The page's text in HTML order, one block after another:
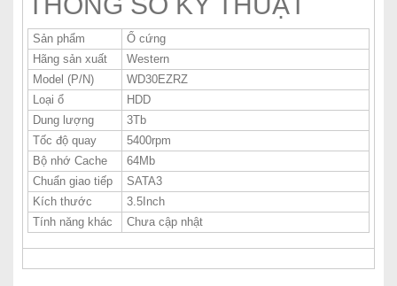
Sản phẩm
Ổ cứng
Hãng sản xuất
Western
Model (P/N)
WD30EZRZ
Loại ổ
HDD
Dung lượng
3Tb
Tốc độ quay
5400rpm
Bộ nhớ Cache
64Mb
Chuẩn giao tiếp
SATA3
Kích thước
3.5Inch
Tính năng khác
Chưa cập nhật